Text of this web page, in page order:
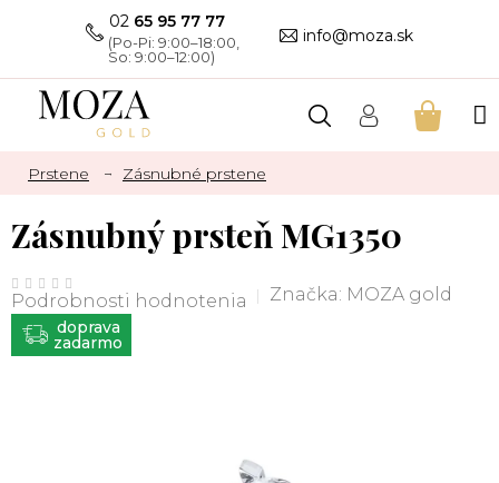
02 65 95 77 77
info@moza.sk
Prstene Zásnubné prstene
Zásnubný prsteň MG1350
Priemerné
hodnotenie
produktu
je
0,0
5
Podrobnosti hodnotenia Značka: MOZA gold
ZADARMO